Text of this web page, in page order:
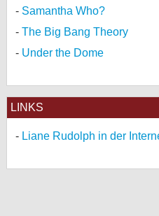
Samantha Who?
The Big Bang Theory
Under the Dome
LINKS
Liane Rudolph in der